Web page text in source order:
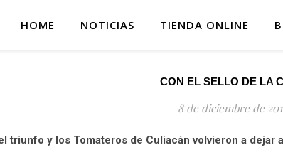
HOME NOTICIAS TIENDA ONLINE
CON EL SELLO DE LA
8 de diciembre de
triunfo y los Tomateros de Culiacán volvieron a dejar